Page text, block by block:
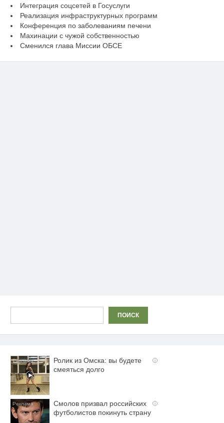
Интеграция соцсетей в Госуслуги
Реализация инфраструктурных программ
Конференция по заболеваниям печени
Махинации с чужой собственностью
Сменился глава Миссии ОБСЕ
ПОИСК
i
Ролик из Омска: вы будете
смеяться долго
i
Смолов призвал российских
футболистов покинуть страну